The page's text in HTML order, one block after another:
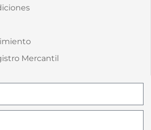
Mercantil